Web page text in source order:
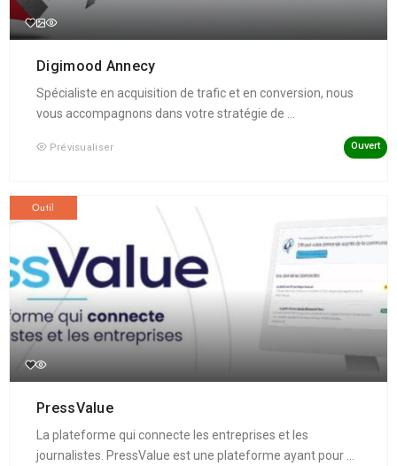
Digimood Annecy
Spécialiste en acquisition de trafic et en conversion, nous
vous accompagnons dans votre stratégie de ...
Prévisualiser Ouvert
Outil
PressValue
La plateforme qui connecte les entreprises et les
journalistes. PressValue est une plateforme ayant pour ...